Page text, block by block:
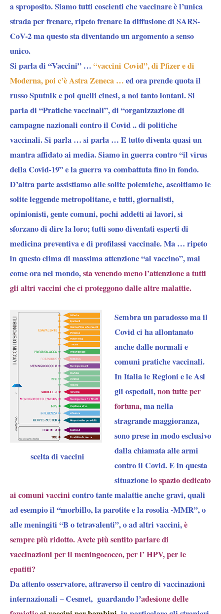
a sproposito. Siamo tutti coscienti che vaccinare è l’unica
strada per frenare, ripeto frenare la diffusione di SARS-
CoV-2 ma questo sta diventando un argomento a senso
unico.
Si parla di “Vaccini” … “vaccini Covid”, di Pfizer e di
Moderna, poi c’è Astra Zeneca … ed ora prende quota il
russo Sputnik e poi quelli cinesi, a noi tanto lontani. Si
parla di “Pratiche vaccinali”, di “organizzazione di
campagne nazionali contro il Covid .. di politiche
vaccinali. Si parla … si parla … E tutto diventa quasi un
mantra affidato ai media. Siamo in guerra contro “il virus
della Covid-19” e la guerra va combattuta fino in fondo.
D’altra parte assistiamo alle solite polemiche, ascoltiamo le
solite leggende metropolitane, e tutti, giornalisti,
opinionisti, gente comuni, pochi addetti ai lavori, si
sforzano di dire la loro; tutti sono diventati esperti di
medicina preventiva e di profilassi vaccinale. Ma … ripeto
in questo clima di massima attenzione “al vaccino”, mai
come ora nel mondo,sta venendo meno l’attenzione a tutti
gli altri vaccini che ci proteggono dalle altre malattie.
scelta di vaccini
Sembra un paradosso ma il
Covid ci ha allontanato
anche dalle normali e
comuni pratiche vaccinali.
In Italia le Regioni e le Asl
gli ospedali,non tutte per
fortuna,ma nella
stragrande maggioranza,
sono prese in modo esclusivo
dalla chiamata alle armi
contro il Covid. E in questa
situazionelo spazio dedicato
ai comuni vaccini contro tante malattie anche gravi, quali
ad esempio il “morbillo, la parotite e la rosolia -MMR”, o
alle meningiti “B o tetravalenti”, o ad altri vaccini,è
sempre più ridotto.Avete più sentito parlare di
vaccinazioni per il meningococco, per l’ HPV, per le
epatiti?
Da attento osservatore, attraverso il centro di vaccinazioni
internazionali – Cesmet, guardando l’adesione delle